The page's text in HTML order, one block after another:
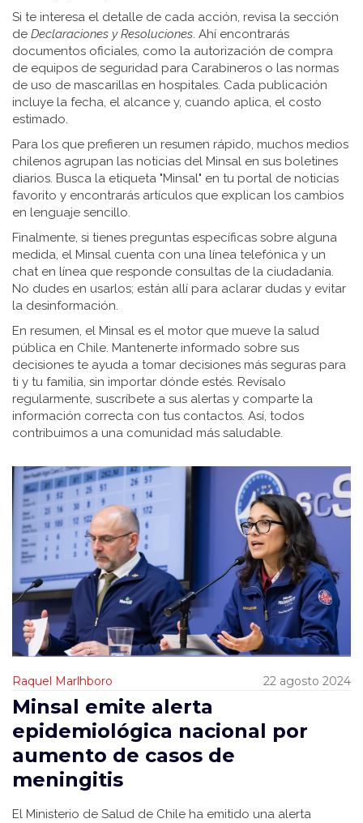
Si te interesa el detalle de cada acción, revisa la sección
de Declaraciones y Resoluciones. Ahí encontrarás
documentos oficiales, como la autorización de compra
de equipos de seguridad para Carabineros o las normas
de uso de mascarillas en hospitales. Cada publicación
incluye la fecha, el alcance y, cuando aplica, el costo
estimado.
Para los que prefieren un resumen rápido, muchos medios
chilenos agrupan las noticias del Minsal en sus boletines
diarios. Busca la etiqueta "Minsal" en tu portal de noticias
favorito y encontrarás artículos que explican los cambios
en lenguaje sencillo.
Finalmente, si tienes preguntas específicas sobre alguna
medida, el Minsal cuenta con una línea telefónica y un
chat en línea que responde consultas de la ciudadanía.
No dudes en usarlos; están allí para aclarar dudas y evitar
la desinformación.
En resumen, el Minsal es el motor que mueve la salud
pública en Chile. Mantenerte informado sobre sus
decisiones te ayuda a tomar decisiones más seguras para
ti y tu familia, sin importar dónde estés. Revísalo
regularmente, suscríbete a sus alertas y comparte la
información correcta con tus contactos. Así, todos
contribuimos a una comunidad más saludable.
Raquel Marlhboro 22 agosto 2024
Minsal emite alerta
epidemiológica nacional por
aumento de casos de
meningitis
El Ministerio de Salud de Chile ha emitido una alerta